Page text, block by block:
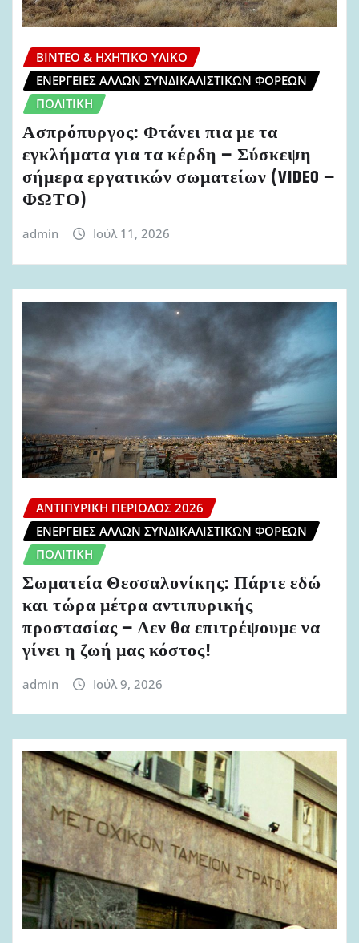
ΒΊΝΤΕΟ & ΗΧΗΤΙΚΌ ΥΛΙΚΌ
ΕΝΈΡΓΕΙΕΣ ΆΛΛΩΝ ΣΥΝΔΙΚΑΛΙΣΤΙΚΏΝ ΦΟΡΈΩΝ
ΠΟΛΙΤΙΚΉ
Ασπρόπυργος: Φτάνει πια με τα
εγκλήματα για τα κέρδη – Σύσκεψη
σήμερα εργατικών σωματείων (VIDEO –
ΦΩΤΟ)
admin Ιούλ 11, 2026
ΑΝΤΙΠΥΡΙΚΉ ΠΕΡΊΟΔΟΣ 2026
ΕΝΈΡΓΕΙΕΣ ΆΛΛΩΝ ΣΥΝΔΙΚΑΛΙΣΤΙΚΏΝ ΦΟΡΈΩΝ
ΠΟΛΙΤΙΚΉ
Σωματεία Θεσσαλονίκης: Πάρτε εδώ
και τώρα μέτρα αντιπυρικής
προστασίας – Δεν θα επιτρέψουμε να
γίνει η ζωή μας κόστος!
admin Ιούλ 9, 2026